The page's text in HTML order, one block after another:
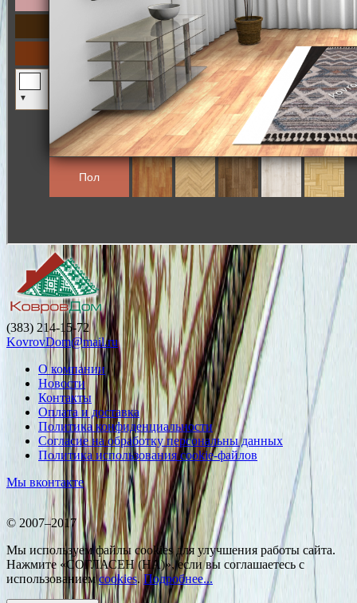
(383) 214-15-72
KovrovDom@mail.ru
О компании
Новости
Контакты
Оплата и доставка
Политика конфиденциальности
Согласие на обработку персональны данных
Политика использования cookie-файлов
Мы вконтакте
© 2007–2017
Мы используем файлы cookies для улучшения работы сайта.
Нажмите «СОГЛАСЕН (НА)», если вы соглашаетесь с
использованиемcookies.Подробнее...